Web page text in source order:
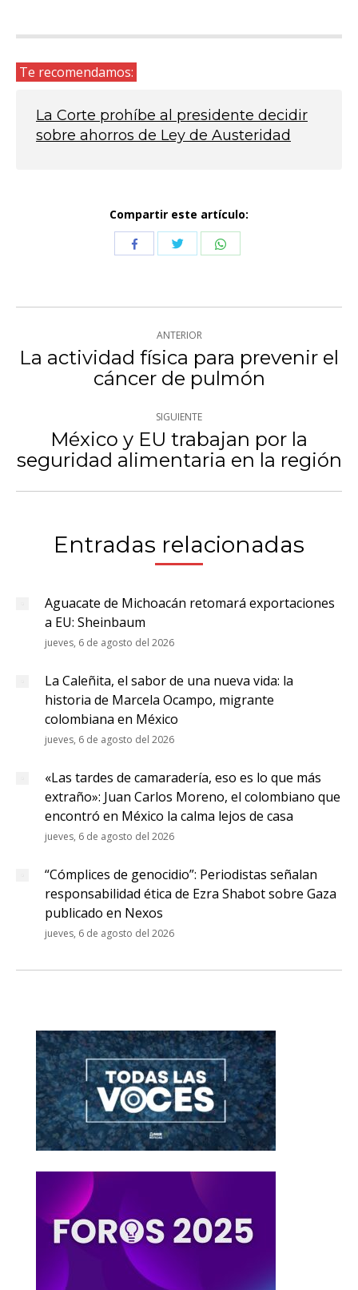
Te recomendamos:
La Corte prohíbe al presidente decidir
sobre ahorros de Ley de Austeridad
Compartir este artículo:
CompartirCompartirCompartir
Navegación
entre
publicaciones
ANTERIOR
Publicación
anterior:
La actividad física para prevenir el
cáncer de pulmón
SIGUIENTE
Publicación
siguiente:
México y EU trabajan por la
seguridad alimentaria en la región
Entradas relacionadas
Aguacate de Michoacán retomará exportaciones
a EU: Sheinbaum
jueves, 6 de agosto del 2026
La Caleñita, el sabor de una nueva vida: la
historia de Marcela Ocampo, migrante
colombiana en México
jueves, 6 de agosto del 2026
«Las tardes de camaradería, eso es lo que más
extraño»: Juan Carlos Moreno, el colombiano que
encontró en México la calma lejos de casa
jueves, 6 de agosto del 2026
“Cómplices de genocidio”: Periodistas señalan
responsabilidad ética de Ezra Shabot sobre Gaza
publicado en Nexos
jueves, 6 de agosto del 2026